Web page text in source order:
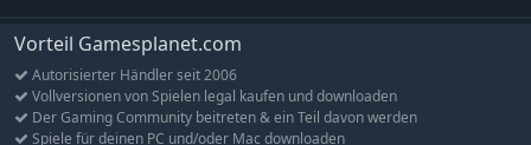
Vorteil Gamesplanet.com
Autorisierter Händler seit 2006
Vollversionen von Spielen legal kaufen und downloaden
Der Gaming Community beitreten & ein Teil davon werden
Spiele für deinen PC und/oder Mac downloaden